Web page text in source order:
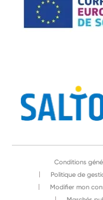
Conditions
Politique de
Modifier mon